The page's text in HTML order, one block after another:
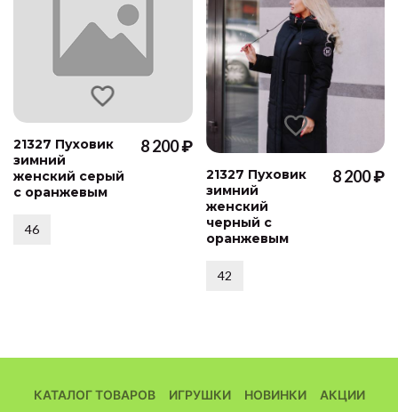
21327 Пуховик
зимний
женский серый
с оранжевым
8 200 ₽
46
21327 Пуховик
зимний
женский
черный с
оранжевым
8 200 ₽
42
КАТАЛОГ ТОВАРОВ ИГРУШКИ НОВИНКИ
АКЦИИ